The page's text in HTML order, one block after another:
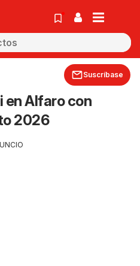
Suscríbase
en Alfaro con
2026